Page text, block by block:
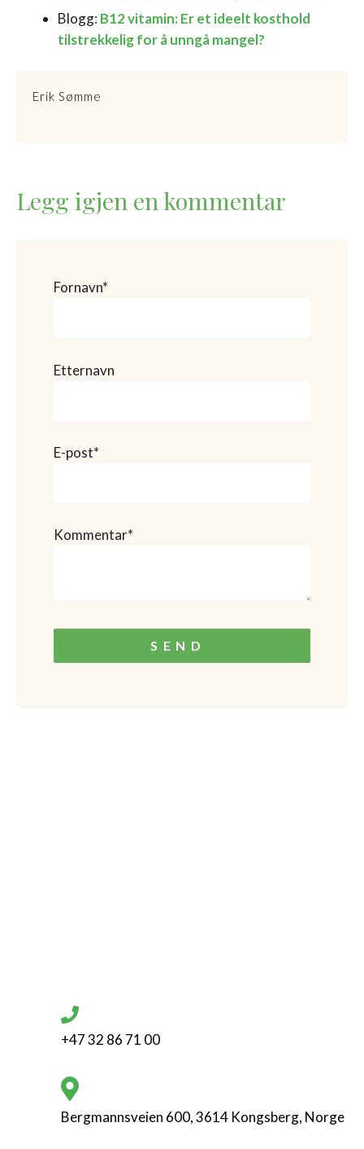
Blogg: B12 vitamin: Er et ideelt kosthold
tilstrekkelig for å unngå mangel?
Erik Sømme
Legg igjen en kommentar
Fornavn*
Etternavn
E-post*
Kommentar*
+47 32 86 71 00
Bergmannsveien 600, 3614 Kongsberg, Norge